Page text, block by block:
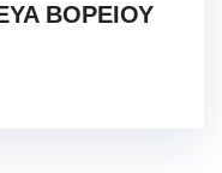
ΒΟΡΕΙΟΥ